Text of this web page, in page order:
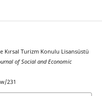
Kırsal Turizm Konulu Lisansüstü
of Social and Economic
231